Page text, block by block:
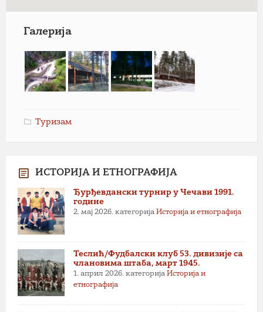
Галерија
Туризам
ИСТОРИЈА И ЕТНОГРАФИЈА
Ђурђевдански турнир у Чечави 1991.
године
2. мај 2026. категорија Историја и етнографија
Теслић/Фудбалски клуб 53. дивизије са
члановима штаба, март 1945.
1. април 2026. категорија Историја и
етнографија